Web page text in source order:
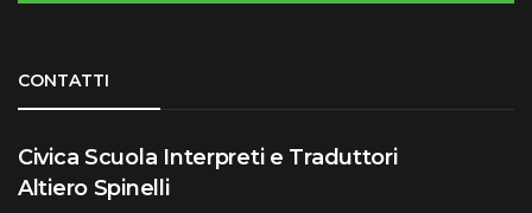
CONTATTI
Civica Scuola Interpreti e Traduttori
Altiero Spinelli